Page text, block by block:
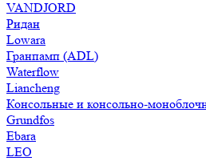
VANDJORD
Ридан
Lowara
Гранпамп (ADL)
Waterflow
Liancheng
Консольные и консольно-
Grundfos
Ebara
LEO